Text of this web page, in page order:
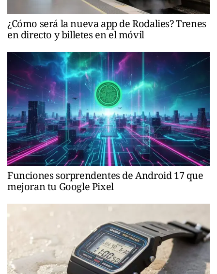
¿Cómo será la nueva app de Rodalies? Trenes
en directo y billetes en el móvil
Funciones sorprendentes de Android 17 que
mejoran tu Google Pixel